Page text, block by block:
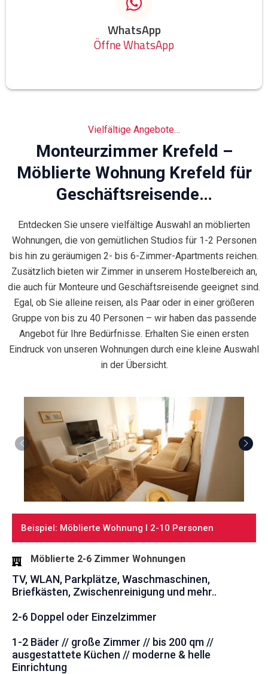
WhatsApp
Öffne WhatsApp
Vielfältige Angebote…
Monteurzimmer Krefeld –
Möblierte Wohnung Krefeld für
Geschäftsreisende…
Entdecken Sie unsere vielfältige Auswahl an möblierten
Wohnungen, die von gemütlichen Studios für 1-2 Personen
bis hin zu geräumigen 2- bis 6-Zimmer-Apartments reichen.
Zusätzlich bieten wir Zimmer in unserem Hostelbereich an,
die auch für Monteure und Geschäftsreisende geeignet sind.
Egal, ob Sie alleine reisen, als Paar oder in einer größeren
Gruppe von bis zu 40 Personen – wir haben das passende
Angebot für Ihre Bedürfnisse. Erhalten Sie einen ersten
Eindruck von unseren Wohnungen durch eine kleine Auswahl
in der Übersicht.
Beispiel: Möblierte Wohnung I 2-10 Personen
Möblierte 2-6 Zimmer Wohnungen
TV, WLAN, Parkplätze, Waschmaschinen,
Briefkästen, Zwischenreinigung und mehr..
2-6 Doppel oder Einzelzimmer
1-2 Bäder // große Zimmer // bis 200 qm //
ausgestattete Küchen // moderne & helle
Einrichtung